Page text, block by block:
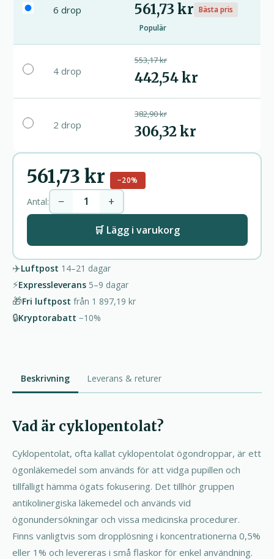
6 drop 561,73 kr Bästa pris
Populär
4 drop
553,17 kr
442,54 kr
2 drop
382,90 kr
306,32 kr
561,73 kr −20%
Antal: − +
🛒 Lägg i varukorg
✈️Luftpost 14–21 dagar
⚡Expressleverans 5–9 dagar
🎁Fri luftpost från 1 897,19 kr
🔒Kryptorabatt −10%
Beskrivning Leverans & returer
Vad är cyklopentolat?
Cyklopentolat, ofta kallat cyklopentolat ögondroppar, är ett
ögonläkemedel som används för att vidga pupillen och
tillfälligt hämma ögats fokusering. Det tillhör gruppen
antikolinergiska läkemedel och används vid
ögonundersökningar och vissa medicinska procedurer.
Finns vanligtvis som dropplösning i koncentrationerna 0,5%
eller 1% och levereras i små flaskor för enkel användning.